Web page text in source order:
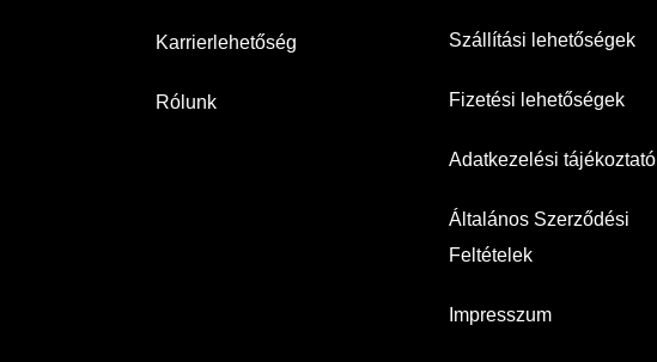
Karrierlehetőség
Rólunk
Szállítási lehetőségek
Fizetési lehetőségek
Adatkezelési tájékoztató
Általános Szerződési
Feltételek
Impresszum